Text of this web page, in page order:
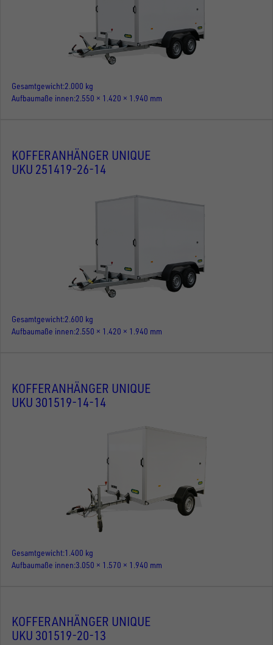
Gesamtgewicht 2.000 kg
Aufbaumaße innen 2.550 × 1.420 × 1.940 mm
KOFFERANHÄNGER UNIQUE
UKU 251419-26-14
Gesamtgewicht2.600 kg
Aufbaumaße innen 2.550 × 1.420 × 1.940 mm
KOFFERANHÄNGER UNIQUE
UKU 301519-14-14
Gesamtgewicht 1.400 kg
Aufbaumaße innen 3.050 × 1.570 × 1.940 mm
KOFFERANHÄNGER UNIQUE
UKU 301519-20-13